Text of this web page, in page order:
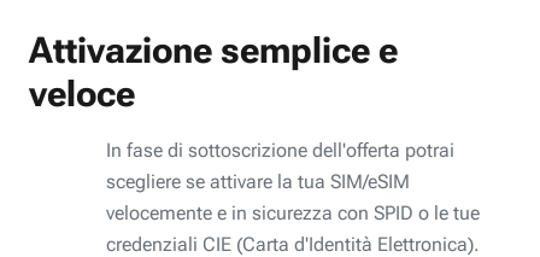
Attivazione semplice e
veloce
In fase di sottoscrizione dell'offerta potrai
scegliere se attivare la tua SIM/eSIM
velocemente e in sicurezza con SPID o le tue
credenziali CIE (Carta d'Identità Elettronica).